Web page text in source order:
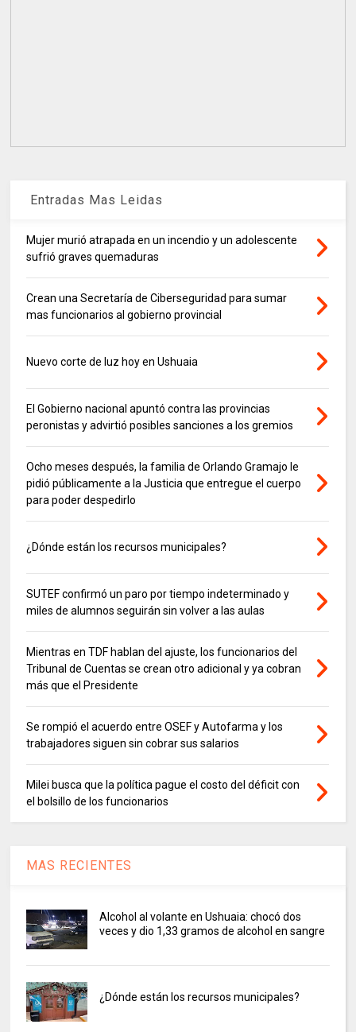
Entradas Mas Leidas
Mujer murió atrapada en un incendio y un adolescente
sufrió graves quemaduras
Crean una Secretaría de Ciberseguridad para sumar
mas funcionarios al gobierno provincial
Nuevo corte de luz hoy en Ushuaia
El Gobierno nacional apuntó contra las provincias
peronistas y advirtió posibles sanciones a los gremios
Ocho meses después, la familia de Orlando Gramajo le
pidió públicamente a la Justicia que entregue el cuerpo
para poder despedirlo
¿Dónde están los recursos municipales?
SUTEF confirmó un paro por tiempo indeterminado y
miles de alumnos seguirán sin volver a las aulas
Mientras en TDF hablan del ajuste, los funcionarios del
Tribunal de Cuentas se crean otro adicional y ya cobran
más que el Presidente
Se rompió el acuerdo entre OSEF y Autofarma y los
trabajadores siguen sin cobrar sus salarios
Milei busca que la política pague el costo del déficit con
el bolsillo de los funcionarios
MAS RECIENTES
Alcohol al volante en Ushuaia: chocó dos
veces y dio 1,33 gramos de alcohol en sangre
¿Dónde están los recursos municipales?